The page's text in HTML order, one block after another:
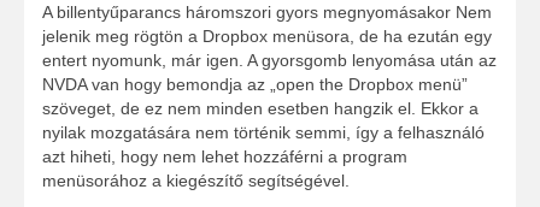
A billentyűparancs háromszori gyors megnyomásakor Nem
jelenik meg rögtön a Dropbox menüsora, de ha ezután egy
entert nyomunk, már igen. A gyorsgomb lenyomása után az
NVDA van hogy bemondja az „open the Dropbox menü”
szöveget, de ez nem minden esetben hangzik el. Ekkor a
nyilak mozgatására nem történik semmi, így a felhasználó
azt hiheti, hogy nem lehet hozzáférni a program
menüsorához a kiegészítő segítségével.